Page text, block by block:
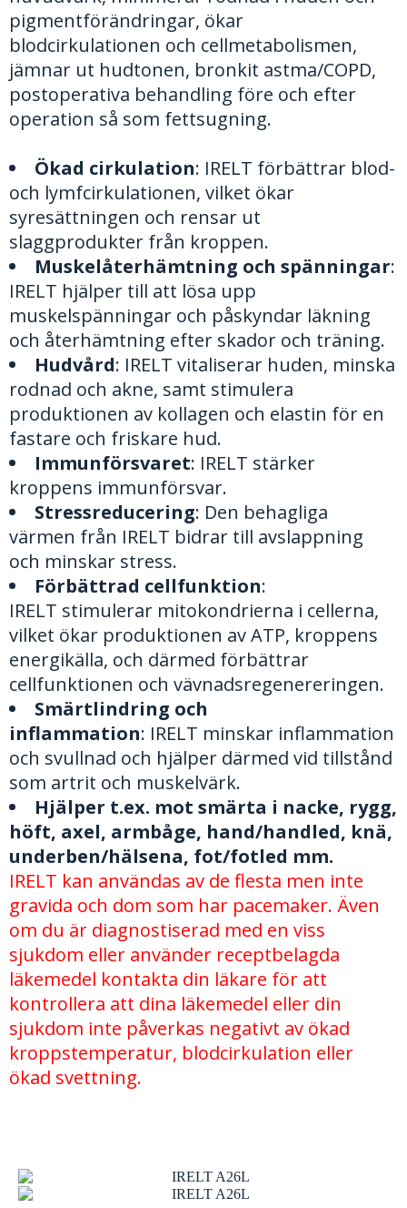
pigmentförändringar, ökar
blodcirkulationen och cellmetabolismen,
jämnar ut hudtonen, bronkit astma/COPD,
postoperativa behandling före och efter
operation så som fettsugning.
Ökad cirkulation: IRELT förbättrar blod-
och lymfcirkulationen, vilket ökar
syresättningen och rensar ut
slaggprodukter från kroppen.
Muskelåterhämtning och spänningar:
IRELT hjälper till att lösa upp
muskelspänningar och påskyndar läkning
och återhämtning efter skador och träning.
Hudvård: IRELT vitaliserar huden, minska
rodnad och akne, samt stimulera
produktionen av kollagen och elastin för en
fastare och friskare hud.
Immunförsvaret: IRELT stärker
kroppens immunförsvar.
Stressreducering: Den behagliga
värmen från IRELT bidrar till avslappning
och minskar stress.
Förbättrad cellfunktion:
IRELT stimulerar mitokondrierna i cellerna,
vilket ökar produktionen av ATP, kroppens
energikälla, och därmed förbättrar
cellfunktionen och vävnadsregenereringen.
Smärtlindring och
inflammation: IRELT minskar inflammation
och svullnad och hjälper därmed vid tillstånd
som artrit och muskelvärk.
Hjälper t.ex. mot smärta i nacke, rygg,
höft, axel, armbåge, hand/handled, knä,
underben/hälsena, fot/fotled mm.
IRELT kan användas av de flesta men inte
gravida och dom som har pacemaker. Även
om du är diagnostiserad med en viss
sjukdom eller använder receptbelagda
läkemedel kontakta din läkare för att
kontrollera att dina läkemedel eller din
sjukdom inte påverkas negativt av ökad
kroppstemperatur, blodcirkulation eller
ökad svettning.